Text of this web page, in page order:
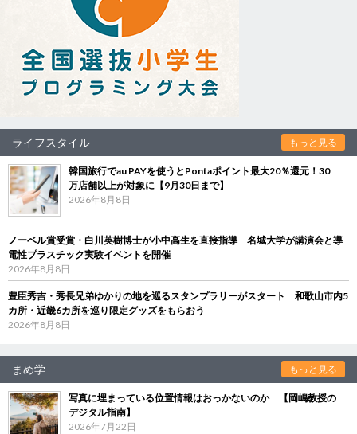
ライフスタイル もっと見る
韓国旅行でau PAYを使うとPontaポイント最大20％還元！30
万店舗以上が対象に【9月30日まで】
2026年8月8日
ノーベル賞受賞・白川英樹博士が小中高生を直接指導 名城大学が講演会と導
電性プラスチック実験イベントを開催
2026年8月8日
豊臣秀吉・秀長兄弟ゆかりの地を巡るスタンプラリーがスタート 和歌山市内5
カ所・近畿6カ所を巡り限定グッズをもらおう
2026年8月8日
まめ学 もっと見る
写真に埋まっている位置情報はおっかないのか 【岡嶋教授の
デジタル指南】
2026年7月22日